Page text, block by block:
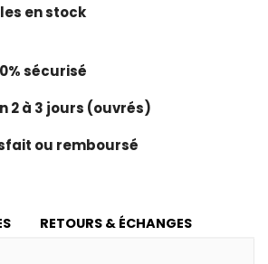
en stock
sécurisé
2 à 3 jours (ouvrés)
ou remboursé
RETOURS & ÉCHANGES